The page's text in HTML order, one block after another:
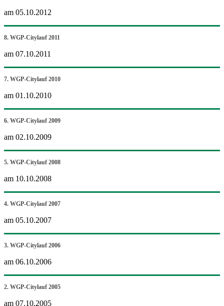
am 05.10.2012
8. WGP-Citylauf 2011
am 07.10.2011
7. WGP-Citylauf 2010
am 01.10.2010
6. WGP-Citylauf 2009
am 02.10.2009
5. WGP-Citylauf 2008
am 10.10.2008
4. WGP-Citylauf 2007
am 05.10.2007
3. WGP-Citylauf 2006
am 06.10.2006
2. WGP-Citylauf 2005
am 07.10.2005